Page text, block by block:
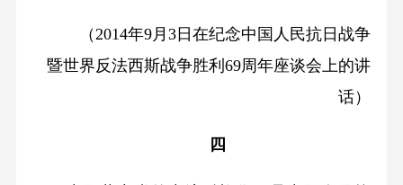
（2014年9月3日在纪念中国人民抗日战争
暨世界反法西斯战争胜利69周年座谈会上的讲
话）
四